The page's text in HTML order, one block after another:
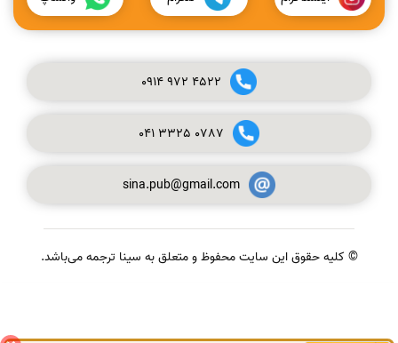
0914972 4522
041 3325 0787
sina.pub@gmail.com
© کلیه حقوق این سایت محفوظ و متعلق به سینا ترجمه می‌باشد.